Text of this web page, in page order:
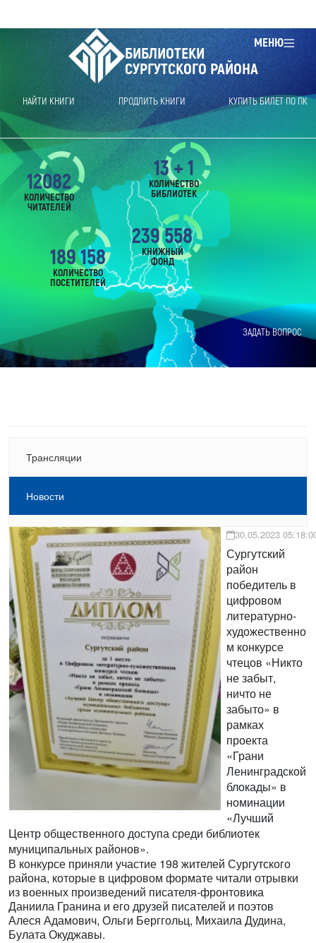
МЕНЮ
БИБЛИОТЕКИ
СУРГУТСКОГО РАЙОНА
НАЙТИ КНИГИ ПРОДЛИТЬ КНИГИ КУПИТЬ БИЛЕТ ПО ПК
ЗАДАТЬ ВОПРОС
12082
КОЛИЧЕСТВО
ЧИТАТЕЛЕЙ
189 158
КОЛИЧЕСТВО
ПОСЕТИТЕЛЕЙ
239 558
КНИЖНЫЙ
ФОНД
13 + 1
КОЛИЧЕСТВО
БИБЛИОТЕК
Трансляции
Новости
30.05.2023
Сургутский
район
победитель в
цифровом
литературно-
художественно
м конкурсе
чтецов «Никто
не забыт,
ничто не
забыто» в
рамках
проекта
«Грани
Ленинградской
блокады» в
номинации
«Лучший
Центр общественного доступа среди библиотек
муниципальных районов».
В конкурсе приняли участие 198 жителей Сургутского
района, которые в цифровом формате читали отрывки
из военных произведений писателя-фронтовика
Даниила Гранина и его друзей писателей и поэтов
Алеся Адамович, Ольги Берггольц, Михаила Дудина,
Булата Окуджавы.